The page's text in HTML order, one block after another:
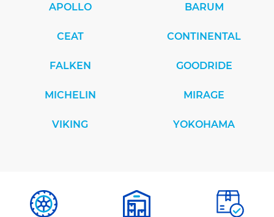
APOLLO BARUM
CEAT CONTINENTAL
FALKEN GOODRIDE
MICHELIN MIRAGE
VIKING YOKOHAMA